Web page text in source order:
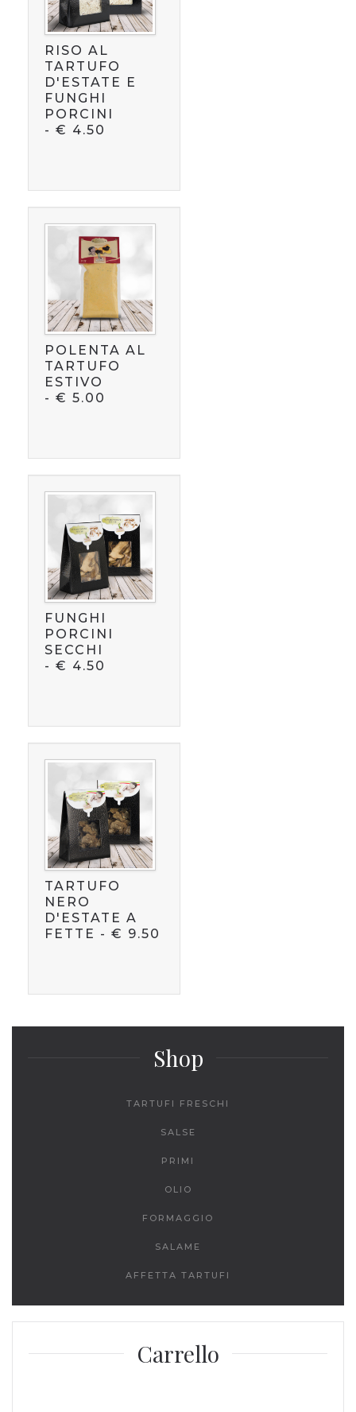
RISO AL
TARTUFO
D'ESTATE E
FUNGHI
PORCINI
- € 4.50
POLENTA AL
TARTUFO
ESTIVO
- € 5.00
FUNGHI
PORCINI
SECCHI
- € 4.50
TARTUFO
NERO
D'ESTATE A
FETTE - € 9.50
Shop
TARTUFI FRESCHI
SALSE
PRIMI
OLIO
FORMAGGIO
SALAME
AFFETTA TARTUFI
Carrello